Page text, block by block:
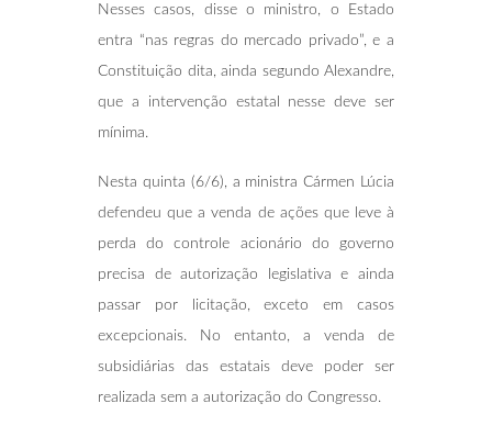
Nesses casos, disse o ministro, o Estado
entra “nas regras do mercado privado”, e a
Constituição dita, ainda segundo Alexandre,
que a intervenção estatal nesse deve ser
mínima.
Nesta quinta (6/6), a ministra Cármen Lúcia
defendeu que a venda de ações que leve à
perda do controle acionário do governo
precisa de autorização legislativa e ainda
passar por licitação, exceto em casos
excepcionais. No entanto, a venda de
subsidiárias das estatais deve poder ser
realizada sem a autorização do Congresso.